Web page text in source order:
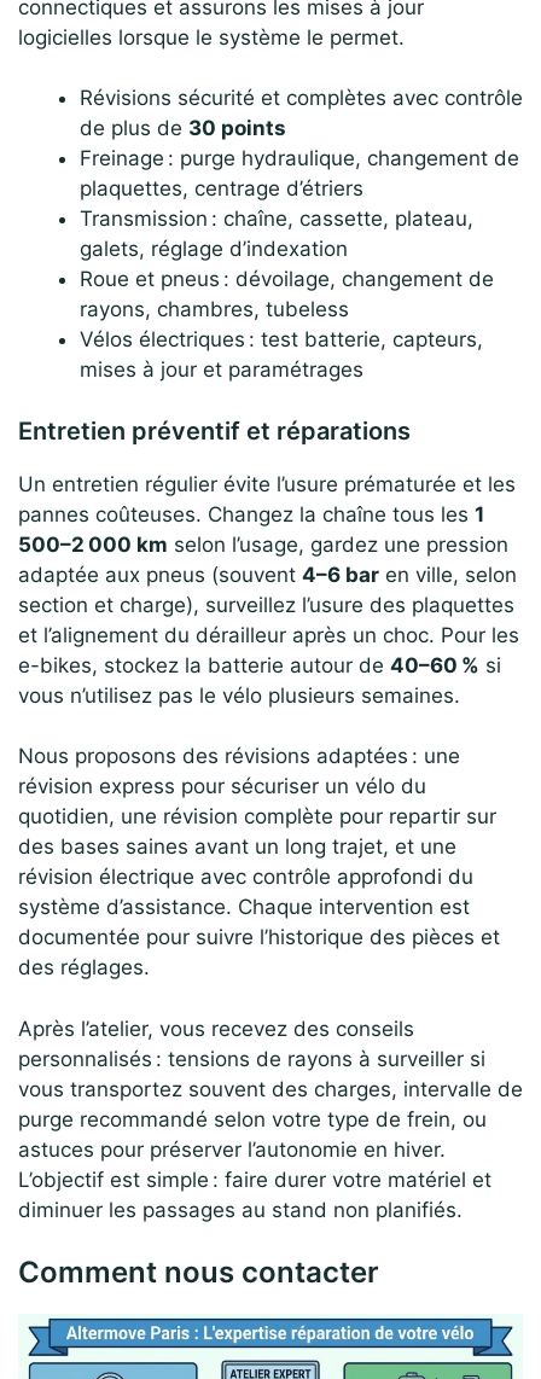
connectiques et assurons les mises à jour
logicielles lorsque le système le permet.
Révisions sécurité et complètes avec contrôle
de plus de 30 points
Freinage : purge hydraulique, changement de
plaquettes, centrage d’étriers
Transmission : chaîne, cassette, plateau,
galets, réglage d’indexation
Roue et pneus : dévoilage, changement de
rayons, chambres, tubeless
Vélos électriques : test batterie, capteurs,
mises à jour et paramétrages
Entretien préventif et réparations
Un entretien régulier évite l’usure prématurée et les
pannes coûteuses. Changez la chaîne tous les 1
500–2 000 km selon l’usage, gardez une pression
adaptée aux pneus (souvent 4–6 bar en ville, selon
section et charge), surveillez l’usure des plaquettes
et l’alignement du dérailleur après un choc. Pour les
e-bikes, stockez la batterie autour de 40–60 % si
vous n’utilisez pas le vélo plusieurs semaines.
Nous proposons des révisions adaptées : une
révision express pour sécuriser un vélo du
quotidien, une révision complète pour repartir sur
des bases saines avant un long trajet, et une
révision électrique avec contrôle approfondi du
système d’assistance. Chaque intervention est
documentée pour suivre l’historique des pièces et
des réglages.
Après l’atelier, vous recevez des conseils
personnalisés : tensions de rayons à surveiller si
vous transportez souvent des charges, intervalle de
purge recommandé selon votre type de frein, ou
astuces pour préserver l’autonomie en hiver.
L’objectif est simple : faire durer votre matériel et
diminuer les passages au stand non planifiés.
Comment nous contacter